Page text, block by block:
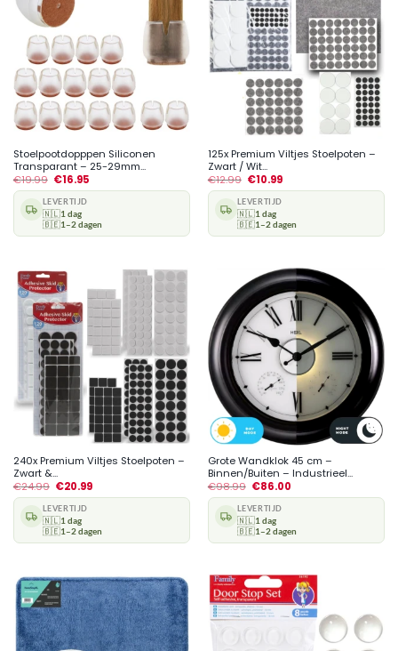
Stoelpootdopppen Siliconen
Transparant – 25-29mm...
€19.99 €16.95
LEVERTIJD
🇳🇱1 dag
🇧🇪1–2 dagen
125x Premium Viltjes Stoelpoten –
Zwart / Wit...
€12.99 €10.99
LEVERTIJD
🇳🇱1 dag
🇧🇪1–2 dagen
240x Premium Viltjes Stoelpoten –
Zwart &...
€24.99 €20.99
LEVERTIJD
🇳🇱1 dag
🇧🇪1–2 dagen
Grote Wandklok 45 cm –
Binnen/Buiten – Industrieel...
€98.99 €86.00
LEVERTIJD
🇳🇱1 dag
🇧🇪1–2 dagen